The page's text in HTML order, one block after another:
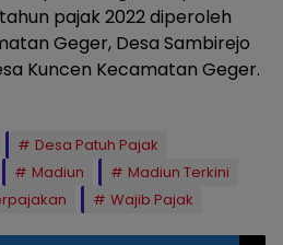
pajak 2022 diperoleh
Geger, Desa Sambirejo
Kuncen Kecamatan Geger.
Desa Patuh Pajak
Madiun
Madiun Terkini
Wajib Pajak